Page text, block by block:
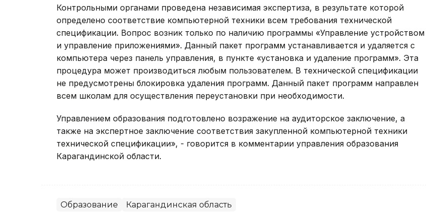
Контрольными органами проведена независимая экспертиза, в результате которой
определено соответствие компьютерной техники всем требования технической
спецификации. Вопрос возник только по наличию программы «Управление устройством
и управление приложениями». Данный пакет программ устанавливается и удаляется с
компьютера через панель управления, в пункте «установка и удаление программ». Эта
процедура может производиться любым пользователем. В технической спецификации
не предусмотрены блокировка удаления программ. Данный пакет программ направлен
всем школам для осуществления переустановки при необходимости.
Управлением образования подготовлено возражение на аудиторское заключение, а
также на экспертное заключение соответствия закупленной компьютерной техники
технической спецификации», - говорится в комментарии управления образования
Карагандинской области.
Образование Карагандинская область